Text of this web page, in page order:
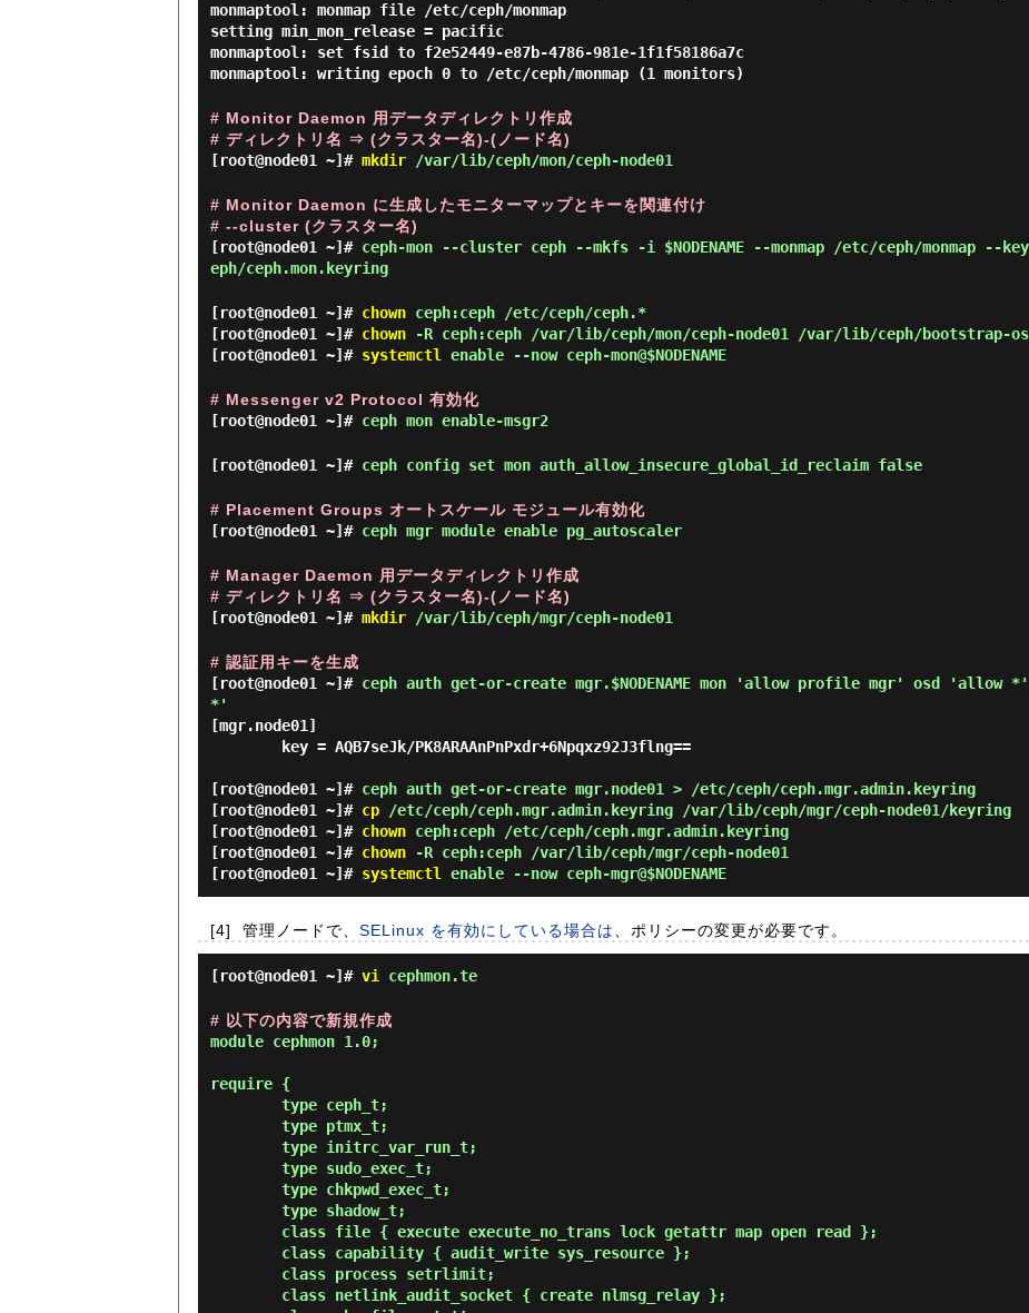
monmaptool: monmap file /etc/ceph/monmap
setting min_mon_release = pacific
monmaptool: set fsid to f2e52449-e87b-4786-981e-1f1f58186a7c
monmaptool: writing epoch 0 to /etc/ceph/monmap (1 monitors)
# Monitor Daemon 用データディレクトリ作成
# ディレクトリ名 ⇒ (クラスター名)-(ノード名)
[root@node01 ~]# mkdir /var/lib/ceph/mon/ceph-node01
# Monitor Daemon に生成したモニターマップとキーを関連付け
# --cluster (クラスター名)
[root@node01 ~]# ceph-mon --cluster ceph --mkfs -i $NODENAME --monmap /etc/ceph/monmap --
eph/ceph.mon.keyring
[root@node01 ~]# chown ceph:ceph /etc/ceph/ceph.*
[root@node01 ~]# chown -R ceph:ceph /var/lib/ceph/mon/ceph-node01 /var/lib/ceph/bootstrap-
[root@node01 ~]# systemctl enable --now ceph-mon@$NODENAME
# Messenger v2 Protocol 有効化
[root@node01 ~]# ceph mon enable-msgr2
[root@node01 ~]# ceph config set mon auth_allow_insecure_global_id_reclaim false
# Placement Groups オートスケール モジュール有効化
[root@node01 ~]# ceph mgr module enable pg_autoscaler
# Manager Daemon 用データディレクトリ作成
# ディレクトリ名 ⇒ (クラスター名)-(ノード名)
[root@node01 ~]# mkdir /var/lib/ceph/mgr/ceph-node01
# 認証用キーを生成
[root@node01 ~]# ceph auth get-or-create mgr.$NODENAME mon 'allow profile mgr' osd 'allow
*'
[mgr.node01]
[root@node01 ~]# ceph auth get-or-create mgr.node01 > /etc/ceph/ceph.mgr.admin.keyring
[root@node01 ~]# cp /etc/ceph/ceph.mgr.admin.keyring /var/lib/ceph/mgr/ceph-node01/keyring
[root@node01 ~]# chown ceph:ceph /etc/ceph/ceph.mgr.admin.keyring
[root@node01 ~]# chown -R ceph:ceph /var/lib/ceph/mgr/ceph-node01
[root@node01 ~]# systemctl enable --now ceph-mgr@$NODENAME
[4] 管理ノードで、 SELinux を有効にしている場合は 、ポリシーの変更が必要です。
[root@node01 ~]# vi cephmon.te
# 以下の内容で新規作成
module cephmon 1.0;
require {